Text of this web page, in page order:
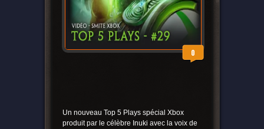
0
Un nouveau Top 5 Plays spécial Xbox
produit par le célèbre Inuki avec la voix de